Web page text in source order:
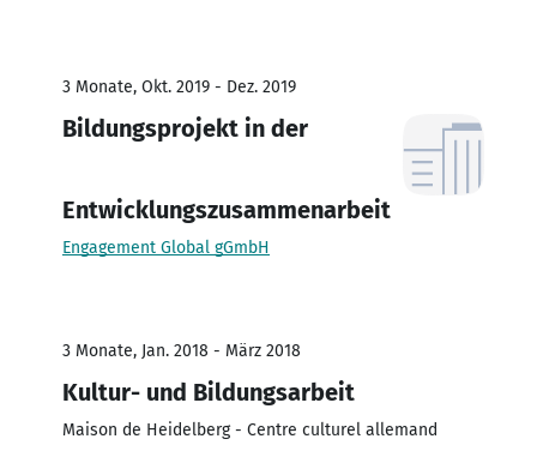
3 Monate, Okt. 2019 - Dez. 2019
Bildungsprojekt in der
Entwicklungszusammenarbeit
Engagement Global gGmbH
3 Monate, Jan. 2018 - März 2018
Kultur- und Bildungsarbeit
Maison de Heidelberg - Centre culturel allemand